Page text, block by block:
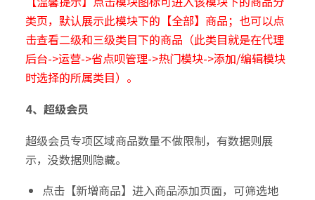
类页，默认展示此模块下的【全部】商品；也可以点
击查看二级和三级类目下的商品（此类目就是在代理
后台->运营->省点呗管理->热门模块->添加/编辑模块
时选择的所属类目）。
4、超级会员
超级会员专项区域商品数量不做限制，有数据则展
示，没数据则隐藏。
点击【新增商品】进入商品添加页面，可筛选地